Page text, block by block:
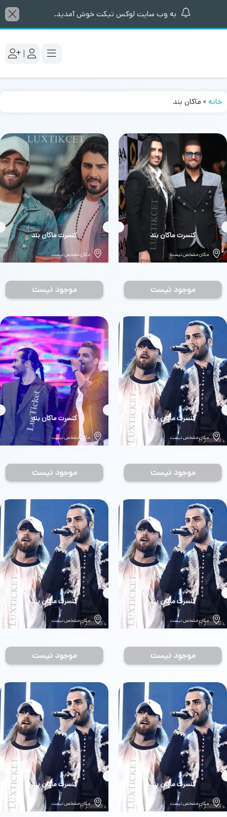
به وب سایت لوکس تیکت خوش آمدید.
|
خانه » ماکان بند
بلیط
کنسرت ماکان بند
مکان مشخص نیست
موجود نیست
بلیط
کنسرت ماکان بند
مکان مشخص نیست
موجود نیست
بلیط
کنسرت ماکان بند
مکان مشخص نیست
موجود نیست
بلیط
کنسرت ماکان بند
مکان مشخص نیست
موجود نیست
بلیط
کنسرت ماکان بند
مکان مشخص نیست
موجود نیست
بلیط
کنسرت ماکان بند
مکان مشخص نیست
موجود نیست
بلیط
کنسرت ماکان بند
مکان مشخص نیست
بلیط
کنسرت ماکان بند
مکان مشخص نیست